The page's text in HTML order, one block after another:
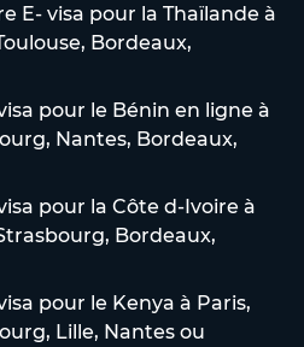
E- visa pour la Thaïlande à
Bordeaux,
pour le Bénin en ligne à
Nantes, Bordeaux,
pour la Côte d-Ivoire à
Bordeaux,
pour le Kenya à Paris,
Lille, Nantes ou